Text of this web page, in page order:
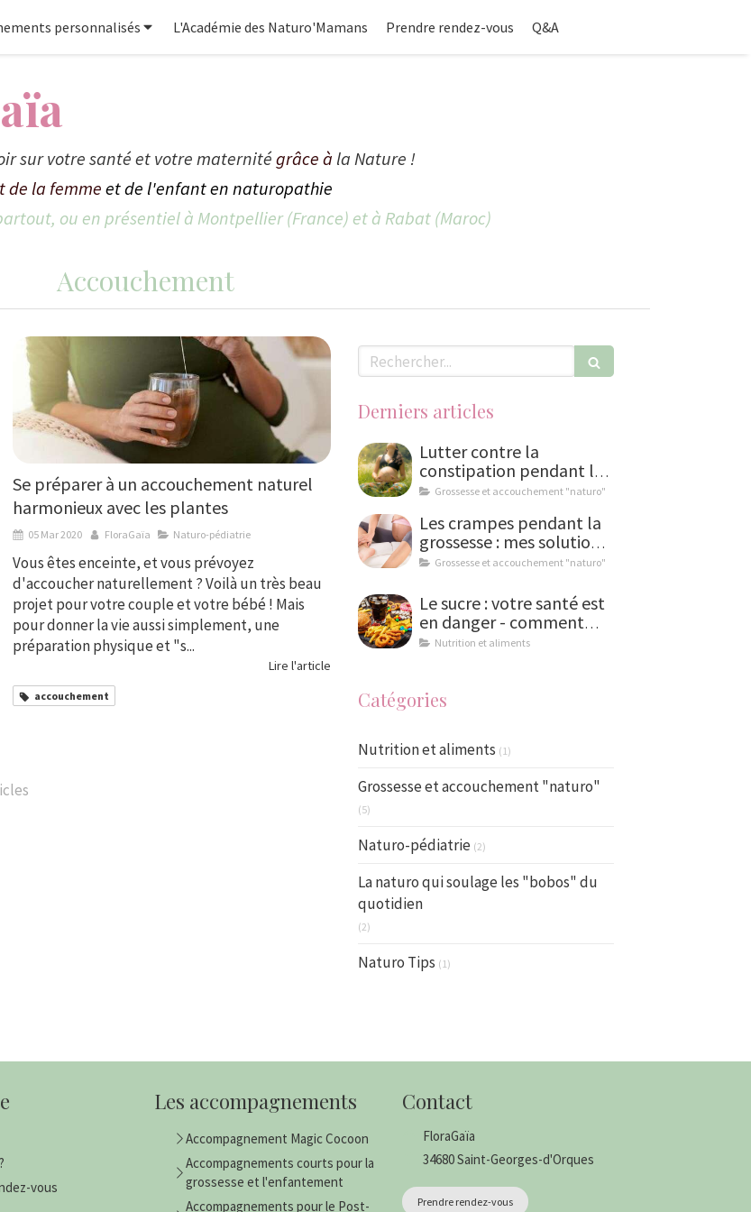
personnalisés L'Académie des Naturo'Mamans Prendre rendez-vous Q&A
sur votre santé et votre maternitégrâce à la Nature !
de la femmeet de l'enfant en naturopathie
ou en présentiel à Montpellier (France) et à Rabat (Maroc)
Accouchement
Se préparer à un accouchement naturel
harmonieux avec les plantes
05 Mar 2020 FloraGaïa Naturo-pédiatrie
Vous êtes enceinte, et vous prévoyez
d'accoucher naturellement ? Voilà un très beau
projet pour votre couple et votre bébé ! Mais
pour donner la vie aussi simplement, une
préparation physique et "s...
Lire l'article
accouchement
Rechercher
Derniers articles
Lutter contre la
constipation pendant la
grossesse : solutions
naturopathe
Grossesse et accouchement "naturo"
Les crampes pendant la
grossesse : mes solutions
naturelles
Grossesse et accouchement "naturo"
Le sucre : votre santé est
en danger - comment
limiter la casse ?
Nutrition et aliments
Catégories
Nutrition et aliments (1)
Grossesse et accouchement "naturo"
(5)
Naturo-pédiatrie (2)
La naturo qui soulage les "bobos" du
quotidien
(2)
Naturo Tips (1)
vous
Les accompagnements
Accompagnement Magic Cocoon
Accompagnements courts pour la
grossesse et l'enfantement
Accompagnements pour le Post-
Contact
FloraGaïa
34680Saint-Georges-d'Orques
Prendre rendez-vous